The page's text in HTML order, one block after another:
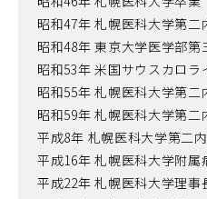
昭和47年 札幌医科大学第二
昭和48年 東京大学医学部第
昭和53年 米国サウスカロラ
昭和55年 札幌医科大学第二
昭和59年 札幌医科大学第二
平成8年 札幌医科大学第二
平成16年 札幌医科大学附属
平成22年 札幌医科大学理事